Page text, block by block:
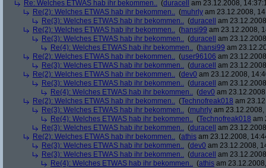
Re: Welches ETWAS hab ihr bekommen.. (duracell
am 23.12.2008,
Re(2): Welches ETWAS hab ihr bekommen.. (muhrly am 23.12.2008,
Re(3): Welches ETWAS hab ihr bekommen.. (duracell
am
Re(2): Welches ETWAS hab ihr bekommen.. (hansi99 am 23.12.2008,
Re(3): Welches ETWAS hab ihr bekommen.. (duracell
am
Re(4): Welches ETWAS hab ihr bekommen.. (hansi99 am
Re(2): Welches ETWAS hab ihr bekommen.. (user96106 am
Re(3): Welches ETWAS hab ihr bekommen.. (duracell
am
Re(2): Welches ETWAS hab ihr bekommen.. (dev0 am 23.12.2008,
Re(3): Welches ETWAS hab ihr bekommen.. (duracell
am
Re(4): Welches ETWAS hab ihr bekommen.. (dev0 am
Re(2): Welches ETWAS hab ihr bekommen.. (Technofreak018 am
Re(3): Welches ETWAS hab ihr bekommen.. (muhrly am
Re(4): Welches ETWAS hab ihr bekommen.. (Technofreak018 am
Re(3): Welches ETWAS hab ihr bekommen.. (duracell
am
Re(2): Welches ETWAS hab ihr bekommen.. (athis am 23.12.2008,
Re(3): Welches ETWAS hab ihr bekommen.. (dev0 am 23.12.2008,
Re(3): Welches ETWAS hab ihr bekommen.. (duracell
am
Re(4): Welches ETWAS hab ihr bekommen.. (athis am